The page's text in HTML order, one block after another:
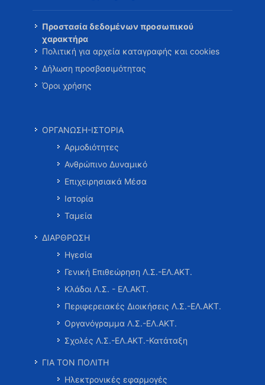
Προστασία δεδομένων προσωπικού
χαρακτήρα
Πολιτική για αρχεία καταγραφής και cookies
Δήλωση προσβασιμότητας
Όροι χρήσης
ΟΡΓΑΝΩΣΗ-ΙΣΤΟΡΙΑ
Αρμοδιότητες
Ανθρώπινο Δυναμικό
Επιχειρησιακά Μέσα
Ιστορία
Ταμεία
ΔΙΑΡΘΡΩΣΗ
Ηγεσία
Γενική Επιθεώρηση Λ.Σ.-ΕΛ.ΑΚΤ.
Κλάδοι Λ.Σ. - ΕΛ.ΑΚΤ.
Περιφερειακές Διοικήσεις Λ.Σ.-ΕΛ.ΑΚΤ.
Οργανόγραμμα Λ.Σ.-ΕΛ.ΑΚΤ.
Σχολές Λ.Σ.-ΕΛ.ΑΚΤ.-Κατάταξη
ΓΙΑ ΤΟΝ ΠΟΛΙΤΗ
Ηλεκτρονικές εφαρμογές